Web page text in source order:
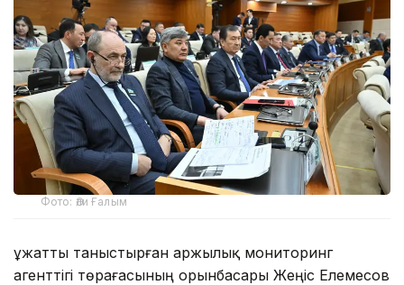
Фото: Әли Ғалым
Құжатты таныстырған Қаржылық мониторинг
агенттігі төрағасының орынбасары Жеңіс Елемесов